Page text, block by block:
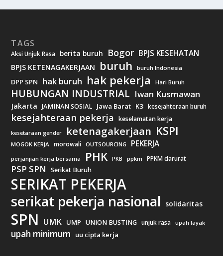
TAGS
Aksi Unjuk Rasa berita buruh Bogor BPJS KESEHATAN
BPJS KETENAGAKERJAAN buruh buruh Indonesia
DPP SPN hak buruh hak pekerja Hari Buruh
HUBUNGAN INDUSTRIAL Iwan Kusmawan
Jakarta JAMINAN SOSIAL Jawa Barat K3 kesejahteraan buruh
kesejahteraan pekerja keselamatan kerja
kesetaraan gender ketenagakerjaan KSPI
MOGOK KERJA morowali OUTSOURCING PEKERJA
perjanjian kerja bersama PHK PKB ppkm PPKM darurat
PSP SPN Serikat Buruh
SERIKAT PEKERJA
serikat pekerja nasional solidaritas
SPN UMK UMP UNION BUSTING unjuk rasa upah layak
upah minimum uu cipta kerja